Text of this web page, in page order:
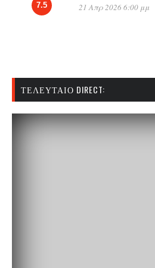
7.5 21 Απρ 2026 6:00 μμ
ΤΕΛΕΥΤΑΊΟ DIRECT: